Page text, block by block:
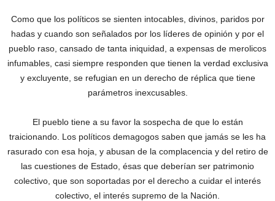
Como que los políticos se sienten intocables, divinos, paridos por
hadas y cuando son señalados por los líderes de opinión y por el
pueblo raso, cansado de tanta iniquidad, a expensas de merolicos
infumables, casi siempre responden que tienen la verdad exclusiva
y excluyente, se refugian en un derecho de réplica que tiene
parámetros inexcusables.
El pueblo tiene a su favor la sospecha de que lo están
traicionando. Los políticos demagogos saben que jamás se les ha
rasurado con esa hoja, y abusan de la complacencia y del retiro de
las cuestiones de Estado, ésas que deberían ser patrimonio
colectivo, que son soportadas por el derecho a cuidar el interés
colectivo, el interés supremo de la Nación.